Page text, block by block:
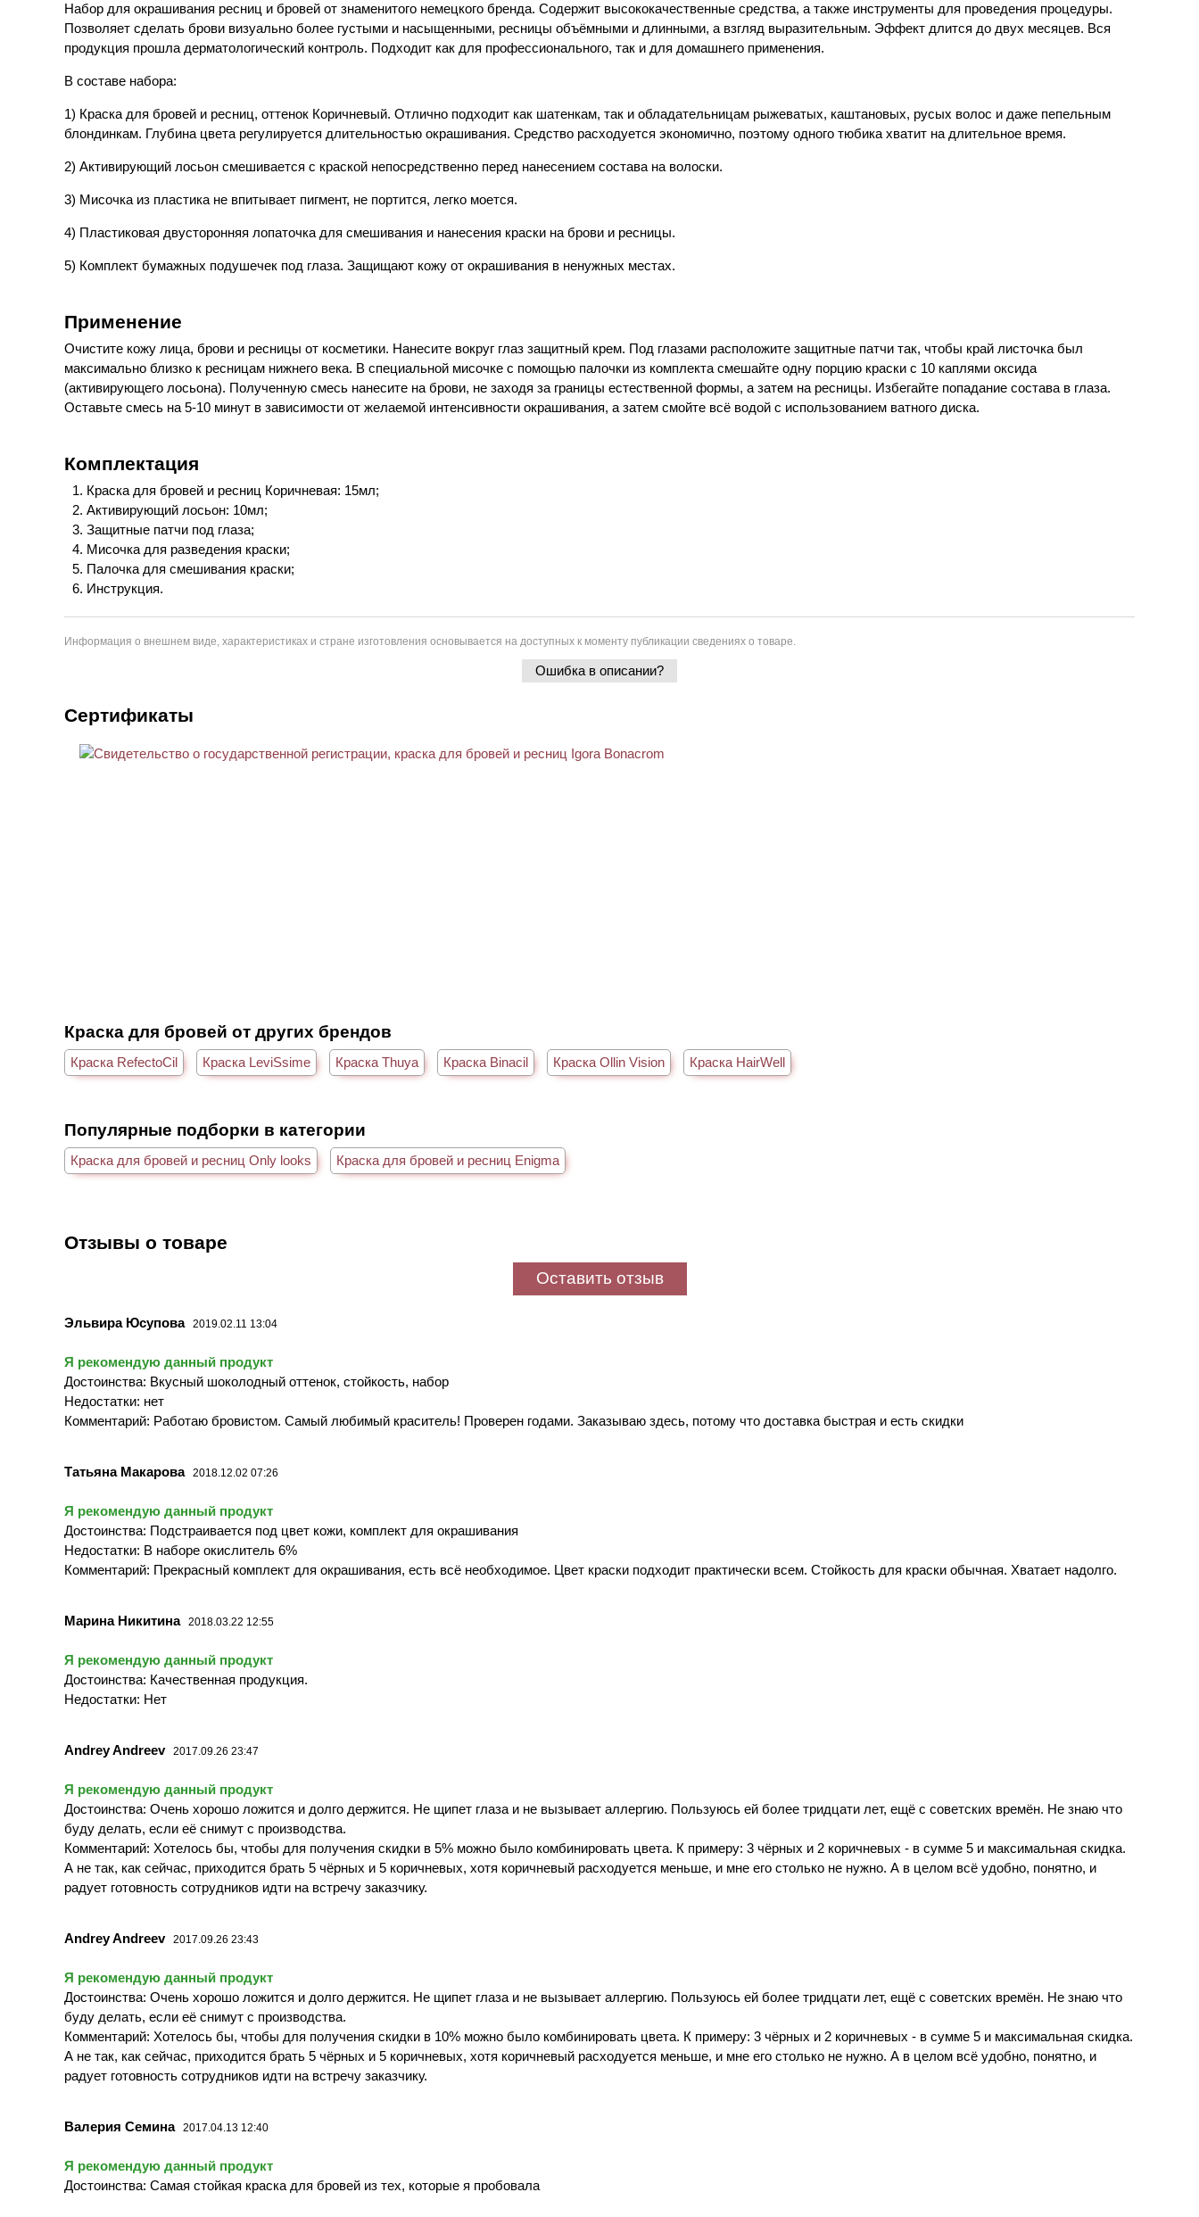
Набор для окрашивания ресниц и бровей от знаменитого немецкого бренда. Содержит высококачественные средства, а также инструменты для проведения процедуры.
Позволяет сделать брови визуально более густыми и насыщенными, ресницы объёмными и длинными, а взгляд выразительным. Эффект длится до двух месяцев. Вся
продукция прошла дерматологический контроль. Подходит как для профессионального, так и для домашнего применения.
В составе набора:
1) Краска для бровей и ресниц, оттенок Коричневый. Отлично подходит как шатенкам, так и обладательницам рыжеватых, каштановых, русых волос и даже пепельным
блондинкам. Глубина цвета регулируется длительностью окрашивания. Средство расходуется экономично, поэтому одного тюбика хватит на длительное время.
2) Активирующий лосьон смешивается с краской непосредственно перед нанесением состава на волоски.
3) Мисочка из пластика не впитывает пигмент, не портится, легко моется.
4) Пластиковая двусторонняя лопаточка для смешивания и нанесения краски на брови и ресницы.
5) Комплект бумажных подушечек под глаза. Защищают кожу от окрашивания в ненужных местах.
Применение
Очистите кожу лица, брови и ресницы от косметики. Нанесите вокруг глаз защитный крем. Под глазами расположите защитные патчи так, чтобы край листочка был
максимально близко к ресницам нижнего века. В специальной мисочке с помощью палочки из комплекта смешайте одну порцию краски с 10 каплями оксида
(активирующего лосьона). Полученную смесь нанесите на брови, не заходя за границы естественной формы, а затем на ресницы. Избегайте попадание состава в глаза.
Оставьте смесь на 5-10 минут в зависимости от желаемой интенсивности окрашивания, а затем смойте всё водой с использованием ватного диска.
Комплектация
Краска для бровей и ресниц Коричневая: 15мл;
Активирующий лосьон: 10мл;
Защитные патчи под глаза;
Мисочка для разведения краски;
Палочка для смешивания краски;
Инструкция.
Информация о внешнем виде, характеристиках и стране изготовления основывается на доступных к моменту публикации сведениях о товаре.
Ошибка в описании?
Сертификаты
Краска для бровей от других брендов
Краска RefectoCil Краска LeviSsime Краска Thuya Краска Binacil Краска Ollin Vision Краска HairWell
Популярные подборки в категории
Краска для бровей и ресниц Only looks Краска для бровей и ресниц Enigma
Отзывы о товаре
Оставить отзыв
Эльвира Юсупова 2019.02.11 13:04
Я рекомендую данный продукт
Достоинства: Вкусный шоколодный оттенок, стойкость, набор
Недостатки: нет
Комментарий: Работаю бровистом. Самый любимый краситель! Проверен годами. Заказываю здесь, потому что доставка быстрая и есть скидки
Татьяна Макарова 2018.12.02 07:26
Я рекомендую данный продукт
Достоинства: Подстраивается под цвет кожи, комплект для окрашивания
Недостатки: В наборе окислитель 6%
Комментарий: Прекрасный комплект для окрашивания, есть всё необходимое. Цвет краски подходит практически всем. Стойкость для краски обычная. Хватает надолго.
Марина Никитина 2018.03.22 12:55
Я рекомендую данный продукт
Достоинства: Качественная продукция.
Недостатки: Нет
Andrey Andreev 2017.09.26 23:47
Я рекомендую данный продукт
Достоинства: Очень хорошо ложится и долго держится. Не щипет глаза и не вызывает аллергию. Пользуюсь ей более тридцати лет, ещё с советских времён. Не знаю что
буду делать, если её снимут с производства.
Комментарий: Хотелось бы, чтобы для получения скидки в 5% можно было комбинировать цвета. К примеру: 3 чёрных и 2 коричневых - в сумме 5 и максимальная скидка.
А не так, как сейчас, приходится брать 5 чёрных и 5 коричневых, хотя коричневый расходуется меньше, и мне его столько не нужно. А в целом всё удобно, понятно, и
радует готовность сотрудников идти на встречу заказчику.
Andrey Andreev 2017.09.26 23:43
Я рекомендую данный продукт
Достоинства: Очень хорошо ложится и долго держится. Не щипет глаза и не вызывает аллергию. Пользуюсь ей более тридцати лет, ещё с советских времён. Не знаю что
буду делать, если её снимут с производства.
Комментарий: Хотелось бы, чтобы для получения скидки в 10% можно было комбинировать цвета. К примеру: 3 чёрных и 2 коричневых - в сумме 5 и максимальная скидка.
А не так, как сейчас, приходится брать 5 чёрных и 5 коричневых, хотя коричневый расходуется меньше, и мне его столько не нужно. А в целом всё удобно, понятно, и
радует готовность сотрудников идти на встречу заказчику.
Валерия Семина 2017.04.13 12:40
Я рекомендую данный продукт
Достоинства: Самая стойкая краска для бровей из тех, которые я пробовала